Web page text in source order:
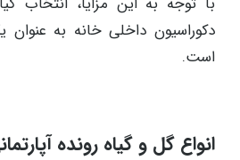
دکوراسیون داخلی خانه به
است.
انواع گل و گیاه رونده